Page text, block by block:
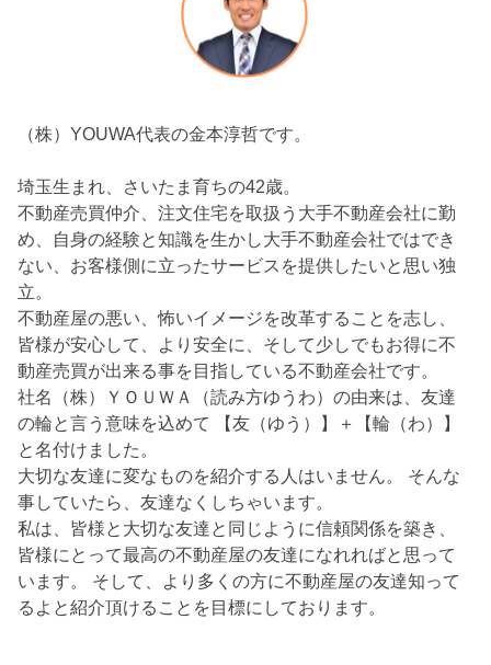
（株）YOUWA代表の金本淳哲です。
埼玉生まれ、さいたま育ちの42歳。
不動産売買仲介、注文住宅を取扱う大手不動産会社に勤
め、自身の経験と知識を生かし大手不動産会社ではでき
ない、お客様側に立ったサービスを提供したいと思い独
立。
不動産屋の悪い、怖いイメージを改革することを志し、
皆様が安心して、より安全に、そして少しでもお得に不
動産売買が出来る事を目指している不動産会社です。
社名（株）ＹＯＵＷＡ（読み方ゆうわ）の由来は、友達
の輪と言う意味を込めて 【友（ゆう）】＋【輪（わ）】
と名付けました。
大切な友達に変なものを紹介する人はいません。 そんな
事していたら、友達なくしちゃいます。
私は、皆様と大切な友達と同じように信頼関係を築き、
皆様にとって最高の不動産屋の友達になれればと思って
います。 そして、より多くの方に不動産屋の友達知って
るよと紹介頂けることを目標にしております。